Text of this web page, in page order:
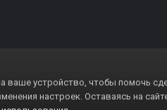
ваше устройство, чтобы помочь
настроек. Оставаясь на